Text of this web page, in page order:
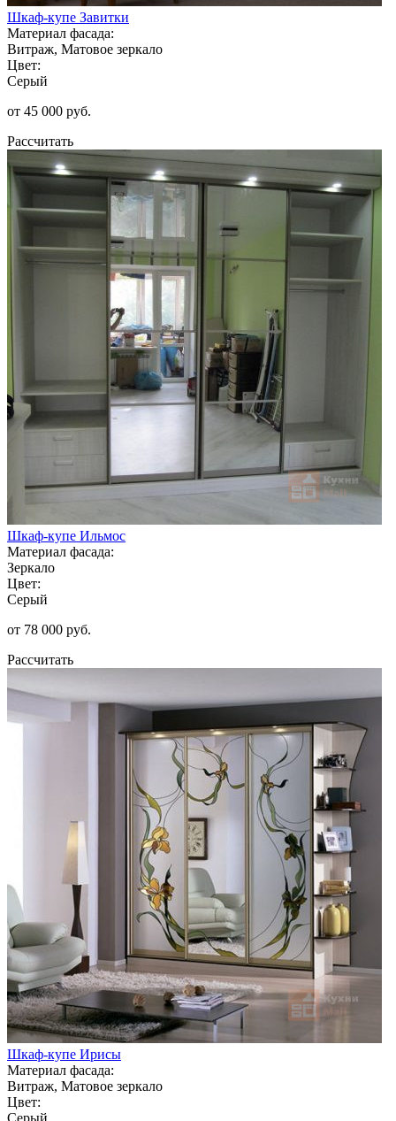
Шкаф-купе Завитки
Материал фасада:
Витраж, Матовое зеркало
Цвет:
Серый
от 45 000 руб.
Рассчитать
Шкаф-купе Ильмос
Материал фасада:
Зеркало
Цвет:
Серый
от 78 000 руб.
Рассчитать
Шкаф-купе Ирисы
Материал фасада:
Витраж, Матовое зеркало
Цвет:
Серый